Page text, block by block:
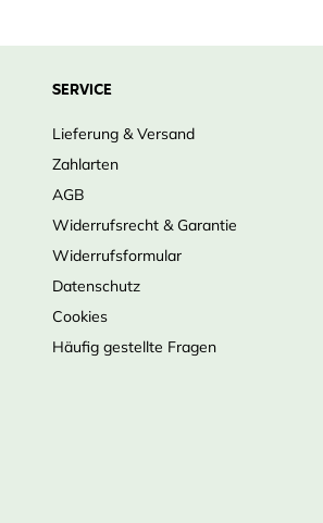
SERVICE
Lieferung & Versand
Zahlarten
AGB
Widerrufsrecht & Garantie
Widerrufsformular
Datenschutz
Cookies
Häufig gestellte Fragen